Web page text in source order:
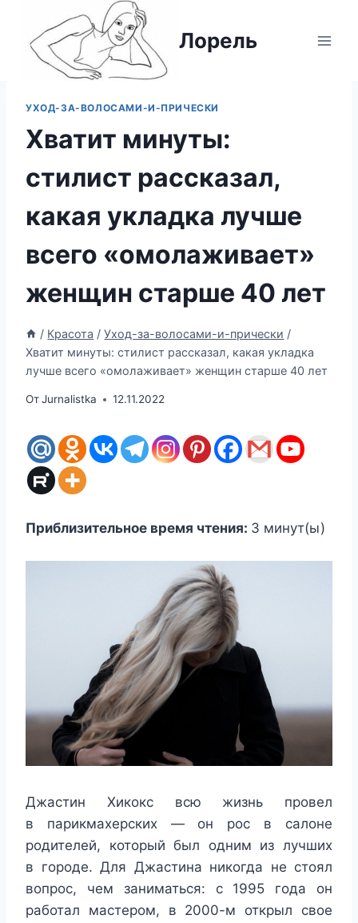
содержимому
Лорель
УХОД-ЗА-ВОЛОСАМИ-И-ПРИЧЕСКИ
Хватит минуты:
стилист рассказал,
какая укладка лучше
всего «омолаживает»
женщин старше 40 лет
/ Красота / Уход-за-волосами-и-прически /
Хватит минуты: стилист рассказал, какая укладка
лучше всего «омолаживает» женщин старше 40 лет
ОтJurnalistka 12.11.2022
Приблизительное время чтения: 3 минут(ы)
Джастин Хикокс всю жизнь провел
в парикмахерских — он рос в салоне
родителей, который был одним из лучших
в городе. Для Джастина никогда не стоял
вопрос, чем заниматься: с 1995 года он
работал мастером, в 2000-м открыл свое